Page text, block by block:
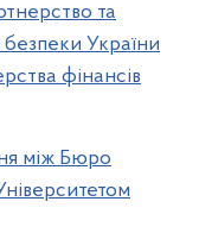
та
України
фінансів
між Бюро